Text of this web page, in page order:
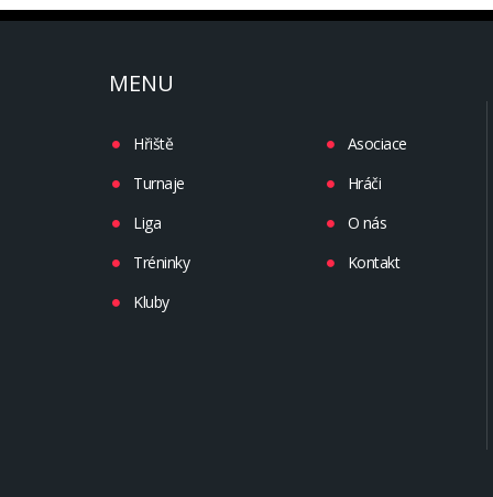
MENU
Hřiště
Turnaje
Liga
Tréninky
Kluby
Asociace
Hráči
O nás
Kontakt